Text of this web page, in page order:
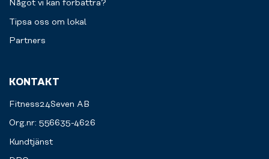
Något vi kan förbättra?
Tipsa oss om lokal
Partners
KONTAKT
Fitness24Seven AB
Org.nr: 556635-4626
Kundtjänst